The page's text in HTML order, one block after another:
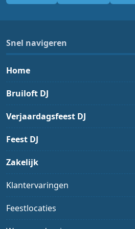
Snel navigeren
Home
Bruiloft DJ
Verjaardagsfeest DJ
Feest DJ
Zakelijk
Klantervaringen
Feestlocaties